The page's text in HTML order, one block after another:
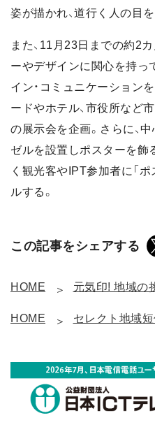
姿が描かれ、道行く人の目
また、11月23日までの約2
ーやデザインに関心を持っ
イン・コミュニケーション
ードやホテル、市役所など
の展示会を企画。さらに、
ゼルを設置しポスターを飾
く観光客やIPT参加者に「ポ
ルする。
この記事をシェアする
HOME 元気印! 地域の
HOME セレクト地域